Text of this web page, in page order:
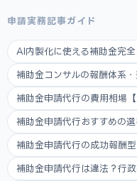
申請実務記事ガイド
AI内製化に使える補助金完
補助金コンサルの報酬体系
補助金申請代行の費用相場
補助金申請代行おすすめの
補助金申請代行の成功報酬
補助金申請代行は違法？行